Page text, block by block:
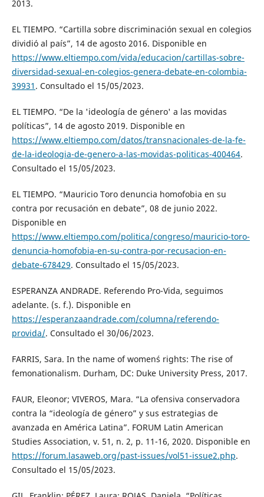
2013.
EL TIEMPO. “Cartilla sobre discriminación sexual en colegios
dividió al país”, 14 de agosto 2016. Disponible en
https://www.eltiempo.com/vida/educacion/cartillas-sobre-
diversidad-sexual-en-colegios-genera-debate-en-colombia-
39931 . Consultado el 15/05/2023.
EL TIEMPO. “De la 'ideología de género' a las movidas
políticas”, 14 de agosto 2019. Disponible en
https://www.eltiempo.com/datos/transnacionales-de-la-fe-
de-la-ideologia-de-genero-a-las-movidas-politicas-400464.
Consultado el 15/05/2023.
EL TIEMPO. “Mauricio Toro denuncia homofobia en su
contra por recusación en debate”, 08 de junio 2022.
Disponible en
https://www.eltiempo.com/politica/congreso/mauricio-toro-
denuncia-homofobia-en-su-contra-por-recusacion-en-
debate-678429. Consultado el 15/05/2023.
ESPERANZA ANDRADE. Referendo Pro-Vida, seguimos
adelante. (s. f.). Disponible en
https://esperanzaandrade.com/columna/referendo-
provida/. Consultado el 30/06/2023.
FARRIS, Sara. In the name of women´s rights: The rise of
femonationalism. Durham, DC: Duke University Press, 2017.
FAUR, Eleonor; VIVEROS, Mara. “La ofensiva conservadora
contra la “ideología de género” y sus estrategias de
avanzada en América Latina”. FORUM Latin American
Studies Association, v. 51, n. 2, p. 11-16, 2020. Disponible en
https://forum.lasaweb.org/past-issues/vol51-issue2.php.
Consultado el 15/05/2023.